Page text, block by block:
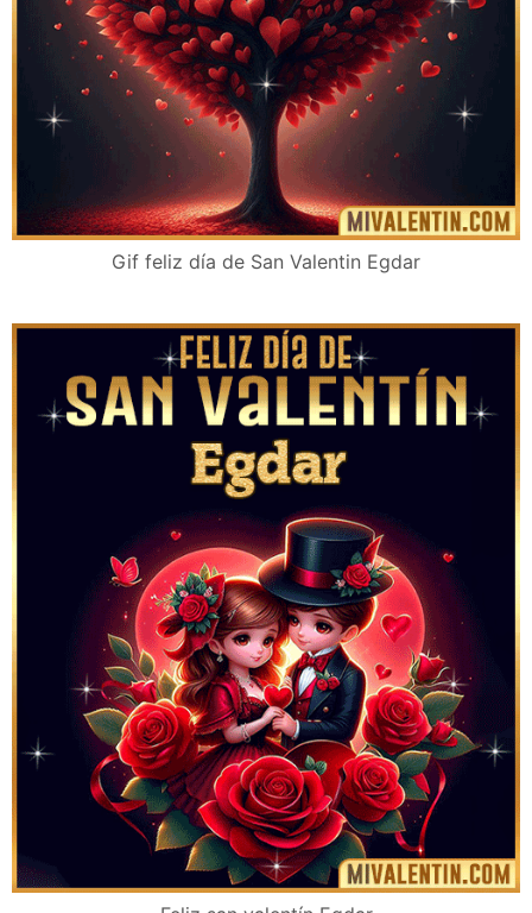
Gif feliz día de San Valentin Egdar